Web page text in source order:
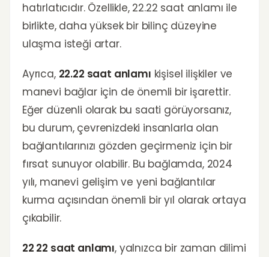
hatırlatıcıdır. Özellikle, 22.22 saat anlamı ile
birlikte, daha yüksek bir bilinç düzeyine
ulaşma isteği artar.
Ayrıca, 22.22 saat anlamı kişisel ilişkiler ve
manevi bağlar için de önemli bir işarettir.
Eğer düzenli olarak bu saati görüyorsanız,
bu durum, çevrenizdeki insanlarla olan
bağlantılarınızı gözden geçirmeniz için bir
fırsat sunuyor olabilir. Bu bağlamda, 2024
yılı, manevi gelişim ve yeni bağlantılar
kurma açısından önemli bir yıl olarak ortaya
çıkabilir.
22 22 saat anlamı, yalnızca bir zaman dilimi